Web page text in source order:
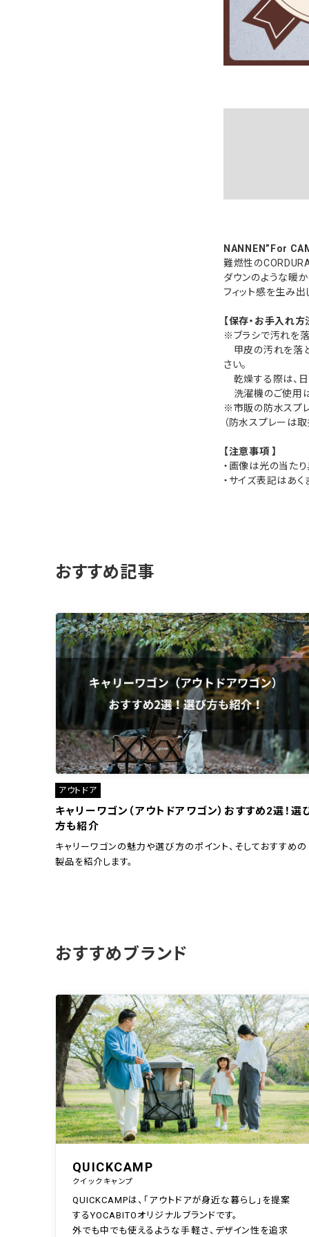
NANNEN”For
難燃性の
ダウンのような暖
フィット感を生み出
【保存・お手入れ方
※ブラシで汚れを落
甲皮の汚れを落と
さい。
乾燥する際は、日
洗濯機のご使用
※市販の防水スプレ
（防水スプレーは
【注意事項 】
・画像は光の当た
・サイズ表記はあく
おすすめ記事
アウトドア
キャリーワゴン（アウトドアワゴン）おすすめ2選！選
方も紹介
キャリーワゴンの魅力や選び方のポイント、そしておすすめの
製品を紹介します。
おすすめブランド
QUICKCAMP
クイックキャンプ
QUICKCAMPは、「アウトドアが身近な暮らし」を提案
するYOCABITOオリジナルブランドです。
外でも中でも使えるような手軽さ、デザイン性を追求